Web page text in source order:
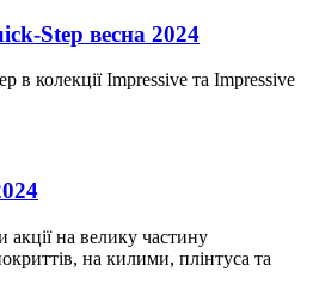
Step весна 2024
в колекції Impressive та Impressive
на велику частину
на килими, плінтуса та